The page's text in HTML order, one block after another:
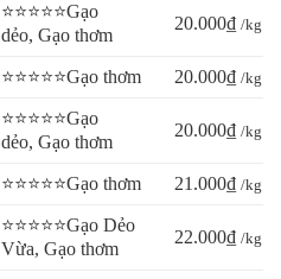
⭐⭐⭐⭐⭐Gạo
dẻo, Gạo thơm
20.000₫ /kg
⭐⭐⭐⭐⭐Gạo thơm 20.000₫ /kg
⭐⭐⭐⭐⭐Gạo
dẻo, Gạo thơm
20.000₫ /kg
⭐⭐⭐⭐⭐Gạo thơm 21.000₫ /kg
⭐⭐⭐⭐⭐Gạo Dẻo
Vừa, Gạo thơm
22.000₫ /kg